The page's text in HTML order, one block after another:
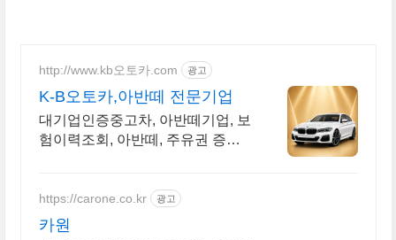
http://www.kb오토카.com 광고
K-B오토카,아반떼 전문기업
대기업인증중고차, 아반떼기업, 보
험이력조회, 아반떼, 주유권 증정
율, 24시간실매물전산연동
https://carone.co.kr 광고
카원